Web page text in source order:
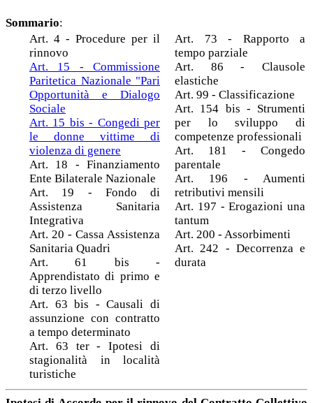
Sommario:
Art. 4 - Procedure per il
rinnovo
Art. 15 - Commissione
Paritetica Nazionale "Pari
Opportunità e Dialogo
Sociale
Art. 15 bis - Congedi per
le donne vittime di
violenza di genere
Art. 18 - Finanziamento
Ente Bilaterale Nazionale
Art. 19 - Fondo di
Assistenza Sanitaria
Integrativa
Art. 20 - Cassa Assistenza
Sanitaria Quadri
Art. 61 bis -
Apprendistato di primo e
di terzo livello
Art. 63 bis - Causali di
assunzione con contratto
a tempo determinato
Art. 63 ter - Ipotesi di
stagionalità in località
turistiche
Art. 73 - Rapporto a
tempo parziale
Art. 86 - Clausole
elastiche
Art. 99 - Classificazione
Art. 154 bis - Strumenti
per lo sviluppo di
competenze professionali
Art. 181 - Congedo
parentale
Art. 196 - Aumenti
retributivi mensili
Art. 197 - Erogazioni una
tantum
Art. 200 - Assorbimenti
Art. 242 - Decorrenza e
durata